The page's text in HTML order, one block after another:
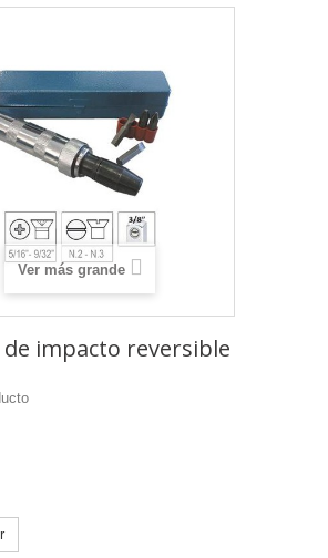
Ver más grande
impacto reversible